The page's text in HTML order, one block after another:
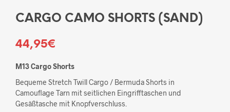
CARGO CAMO SHORTS (SAND)
44,95€
M13 Cargo Shorts
Bequeme Stretch Twill Cargo / Bermuda Shorts in
Camouflage Tarn mit seitlichen Eingrifftaschen und
Gesäßtasche mit Knopfverschluss.